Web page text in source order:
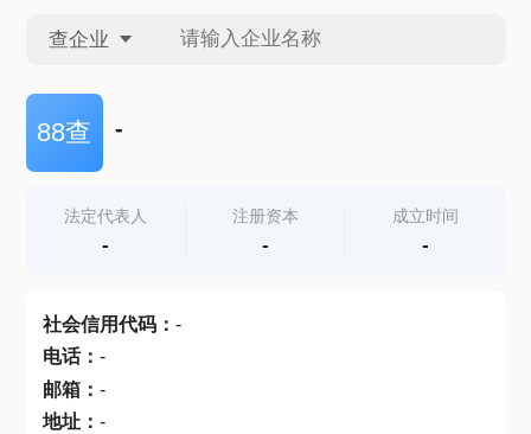
查企业
查企业
查产地
88查 -
法定代表人
-
注册资本
-
成立时间
-
社会信用代码： -
电话： -
邮箱： -
地址： -